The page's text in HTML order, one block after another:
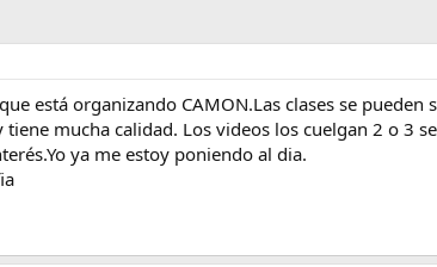
está organizando CAMON.Las clases se
mucha calidad. Los videos los cuelgan 2 o 3
ya me estoy poniendo al dia.